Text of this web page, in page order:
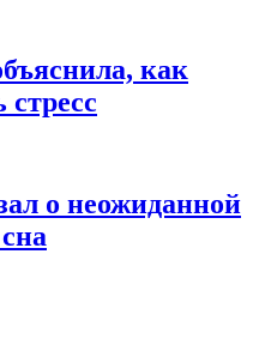
как
стресс
о неожиданной